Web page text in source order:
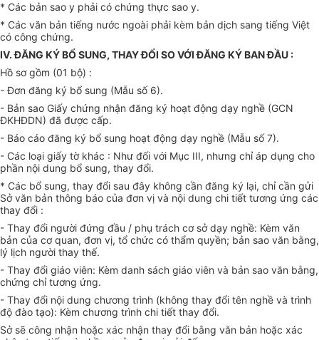
* Các bản sao y phải có chứng thực sao y.
* Các văn bản tiếng nước ngoài phải kèm bản dịch sang tiếng Việt
có công chứng.
IV. ĐĂNG KÝ BỔ SUNG, THAY ĐỔI SO VỚI ĐĂNG KÝ BAN ĐẦU :
Hồ sơ gồm (01 bộ) :
- Đơn đăng ký bổ sung (Mẫu số 6).
- Bản sao Giấy chứng nhận đăng ký hoạt động dạy nghề (GCN
ĐKHĐDN) đã được cấp.
- Báo cáo đăng ký bổ sung hoạt động dạy nghề (Mẫu số 7).
- Các loại giấy tờ khác : Như đối với Mục III, nhưng chỉ áp dụng cho
phần nội dung bổ sung, thay đổi.
* Các bổ sung, thay đổi sau đây không cần đăng ký lại, chỉ cần gửi
Sở văn bản thông báo của đơn vị và nội dung chi tiết tương ứng các
thay đổi :
- Thay đổi người đứng đầu / phụ trách cơ sở dạy nghề: Kèm văn
bản của cơ quan, đơn vị, tổ chức có thẩm quyền; bản sao văn bằng,
lý lịch người thay thế.
- Thay đổi giáo viên: Kèm danh sách giáo viên và bản sao văn bằng,
chứng chỉ tương ứng.
- Thay đổi nội dung chương trình (không thay đổi tên nghề và trình
độ đào tạo): Kèm chương trình chi tiết thay đổi.
Sở sẽ công nhận hoặc xác nhận thay đổi bằng văn bản hoặc xác